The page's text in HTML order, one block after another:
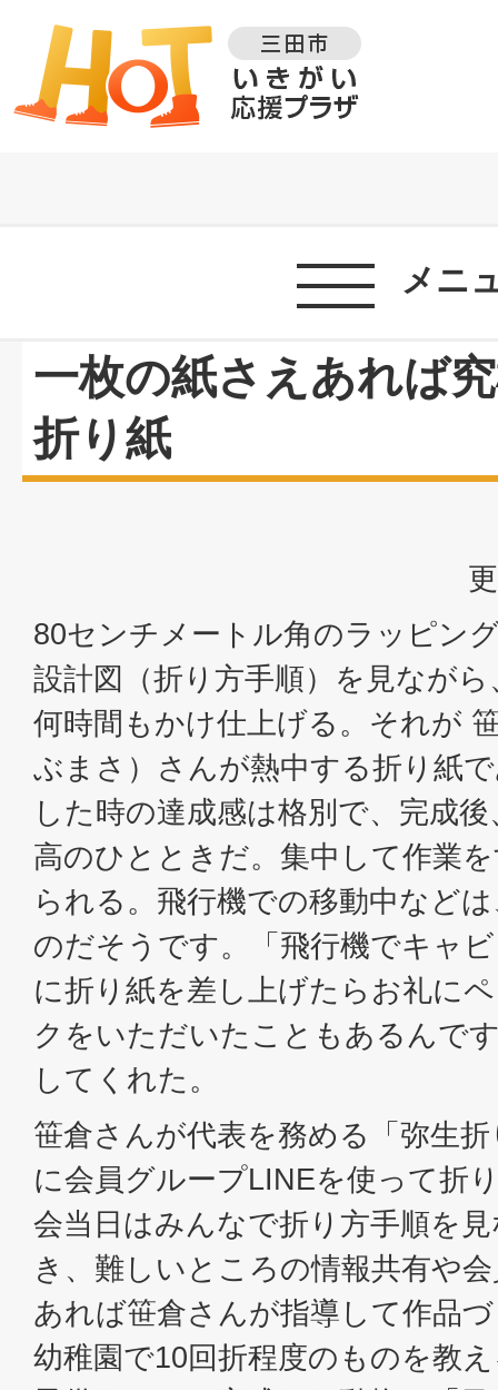
メニ
一枚の紙さえあれば
折り紙
80センチメートル角のラッピン
設計図（折り方手順）を見なが
何時間もかけ仕上げる。それが
ぶまさ）さんが熱中する折り紙
した時の達成感は格別で、完成
高のひとときだ。集中して作業
られる。飛行機での移動中など
のだそうです。「飛行機でキャ
に折り紙を差し上げたらお礼に
クをいただいたこともあるんで
してくれた。
笹倉さんが代表を務める「弥生
に会員グループLINEを使って折
会当日はみんなで折り方手順を
き、難しいところの情報共有や
あれば笹倉さんが指導して作品
幼稚園で10回折程度のものを教